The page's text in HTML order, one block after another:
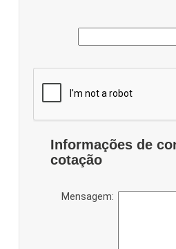
Informações de
cotação
Mensagem: